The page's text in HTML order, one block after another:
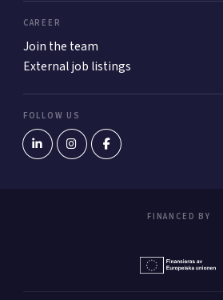
CAREER
Join the team
External job listings
FOLLOW US
FINANCED BY